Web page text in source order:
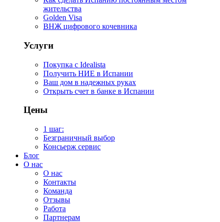
жительства
Golden Visa
ВНЖ цифрового кочевника
Услуги
Покупка с Idealista
Получить НИЕ в Испании
Ваш дом в надежных руках
Открыть счет в банке в Испании
Цены
1 шаг:
Безграничный выбор
Консьерж сервис
Блог
О нас
О нас
Контакты
Команда
Отзывы
Работа
Партнерам